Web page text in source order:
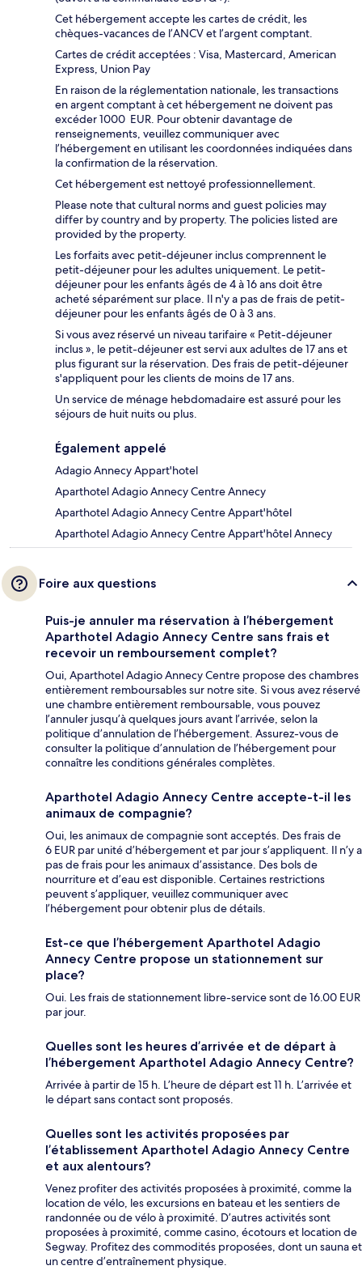
Cet hébergement accepte les cartes de crédit, les
chèques-vacances de l’ANCV et l’argent comptant.
Cartes de crédit acceptées : Visa, Mastercard, American
Express, Union Pay
En raison de la réglementation nationale, les transactions
en argent comptant à cet hébergement ne doivent pas
excéder 1000 EUR. Pour obtenir davantage de
renseignements, veuillez communiquer avec
l’hébergement en utilisant les coordonnées indiquées dans
la confirmation de la réservation.
Cet hébergement est nettoyé professionnellement.
Please note that cultural norms and guest policies may
differ by country and by property. The policies listed are
provided by the property.
Les forfaits avec petit-déjeuner inclus comprennent le
petit-déjeuner pour les adultes uniquement. Le petit-
déjeuner pour les enfants âgés de 4 à 16 ans doit être
acheté séparément sur place. Il n'y a pas de frais de petit-
déjeuner pour les enfants âgés de 0 à 3 ans.
Si vous avez réservé un niveau tarifaire « Petit-déjeuner
inclus », le petit-déjeuner est servi aux adultes de 17 ans et
plus figurant sur la réservation. Des frais de petit-déjeuner
s'appliquent pour les clients de moins de 17 ans.
Un service de ménage hebdomadaire est assuré pour les
séjours de huit nuits ou plus.
Également appelé
Adagio Annecy Appart'hotel
Aparthotel Adagio Annecy Centre Annecy
Aparthotel Adagio Annecy Centre Appart'hôtel
Aparthotel Adagio Annecy Centre Appart'hôtel Annecy
Foire aux questions
Puis-je annuler ma réservation à l’hébergement
Aparthotel Adagio Annecy Centre sans frais et
recevoir un remboursement complet?
Oui, Aparthotel Adagio Annecy Centre propose des chambres
entièrement remboursables sur notre site. Si vous avez réservé
une chambre entièrement remboursable, vous pouvez
l’annuler jusqu’à quelques jours avant l’arrivée, selon la
politique d’annulation de l’hébergement. Assurez-vous de
consulter la politique d’annulation de l’hébergement pour
connaître les conditions générales complètes.
Aparthotel Adagio Annecy Centre accepte-t-il les
animaux de compagnie?
Oui, les animaux de compagnie sont acceptés. Des frais de
6 EUR par unité d’hébergement et par jour s’appliquent. Il n’y a
pas de frais pour les animaux d’assistance. Des bols de
nourriture et d’eau est disponible. Certaines restrictions
peuvent s’appliquer, veuillez communiquer avec
l’hébergement pour obtenir plus de détails.
Est-ce que l’hébergement Aparthotel Adagio
Annecy Centre propose un stationnement sur
place?
Oui. Les frais de stationnement libre-service sont de 16.00 EUR
par jour.
Quelles sont les heures d’arrivée et de départ à
l’hébergement Aparthotel Adagio Annecy Centre?
Arrivée à partir de 15 h. L’heure de départ est 11 h. L’arrivée et
le départ sans contact sont proposés.
Quelles sont les activités proposées par
l’établissement Aparthotel Adagio Annecy Centre
et aux alentours?
Venez profiter des activités proposées à proximité, comme la
location de vélo, les excursions en bateau et les sentiers de
randonnée ou de vélo à proximité. D’autres activités sont
proposées à proximité, comme casino, écotours et location de
Segway. Profitez des commodités proposées, dont un sauna et
un centre d’entraînement physique.